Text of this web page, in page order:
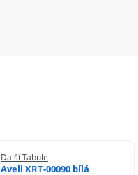
Další Tabule
Aveli XRT-00090 bílá